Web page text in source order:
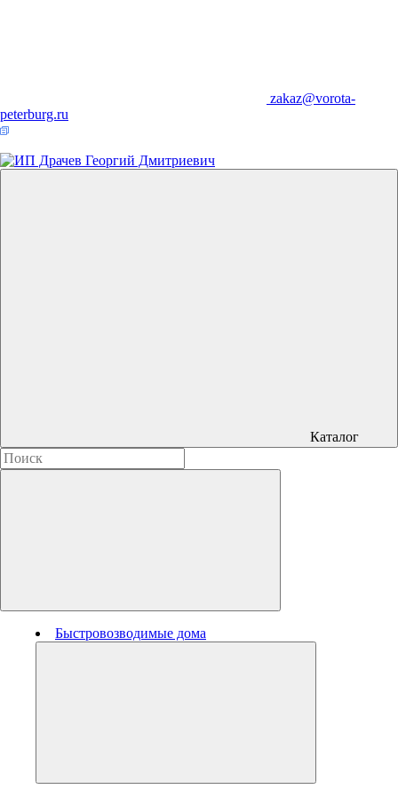
zakaz@vorota-
peterburg.ru
Каталог
Быстровозводимые дома